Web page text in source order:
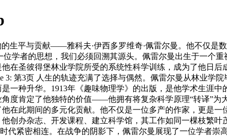
的生平与贡献——雅科夫·伊西多罗维奇·佩雷尔曼。他不仅
位学者的思想，我们必须回溯其源头。佩雷尔曼出生于一个
在圣彼得堡林业学院所受的系统性科学训练，成为了他日
3: 第3页 人生的轨迹充满了选择与偶然。佩雷尔曼从林业学
一种升华。1913年《趣味物理学》的出版，是他学术生涯
度肯定了他独特的价值——他拥有将复杂科学原理“转译”为
在此期间的多元化贡献。他不仅是一位多产的作家，更是
创办杂志、开发课程、建立科学馆，其工作如同一棵枝繁
代紧密相连。在战争的阴影下，佩雷尔曼展现了一位学者